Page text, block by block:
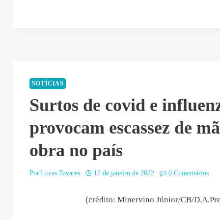
NOTÍCIAS
Surtos de covid e
provocam escassez de
obra no país
Por Lucas Tavares 12 de janeiro de 2022 0 Comentários
(crédito: Minervino Júnior/CB/